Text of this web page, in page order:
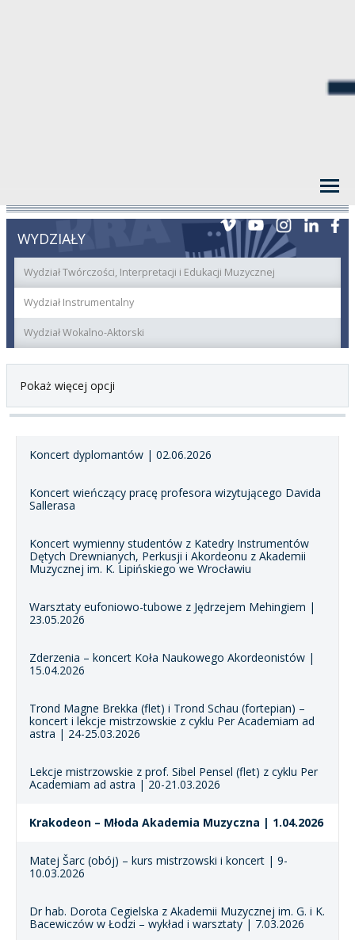
WYDZIAŁY
Wydział Twórczości, Interpretacji i Edukacji Muzycznej
Wydział Instrumentalny
Wydział Wokalno-Aktorski
Pokaż więcej opcji
Koncert dyplomantów | 02.06.2026
Koncert wieńczący pracę profesora wizytującego Davida
Sallerasa
Koncert wymienny studentów z Katedry Instrumentów
Dętych Drewnianych, Perkusji i Akordeonu z Akademii
Muzycznej im. K. Lipińskiego we Wrocławiu
Warsztaty eufoniowo-tubowe z Jędrzejem Mehingiem |
23.05.2026
Zderzenia – koncert Koła Naukowego Akordeonistów |
15.04.2026
Trond Magne Brekka (flet) i Trond Schau (fortepian) –
koncert i lekcje mistrzowskie z cyklu Per Academiam ad
astra | 24-25.03.2026
Lekcje mistrzowskie z prof. Sibel Pensel (flet) z cyklu Per
Academiam ad astra | 20-21.03.2026
Krakodeon – Młoda Akademia Muzyczna | 1.04.2026
Matej Šarc (obój) – kurs mistrzowski i koncert | 9-
10.03.2026
Dr hab. Dorota Cegielska z Akademii Muzycznej im. G. i K.
Bacewiczów w Łodzi – wykład i warsztaty | 7.03.2026